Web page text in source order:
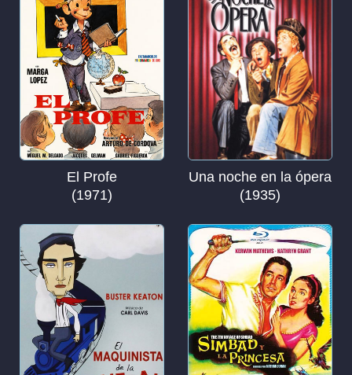
El Profe
(1971)
Una noche en la ópera
(1935)